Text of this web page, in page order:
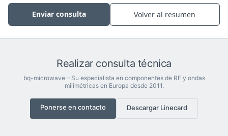
Enviar consulta Volver al resumen
Realizar consulta técnica
bq-microwave – Su especialista en componentes de RF y ondas
milimétricas en Europa desde 2011.
Ponerse en contacto Descargar Linecard